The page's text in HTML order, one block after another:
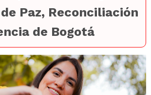
Paz, Reconciliación
de Bogotá